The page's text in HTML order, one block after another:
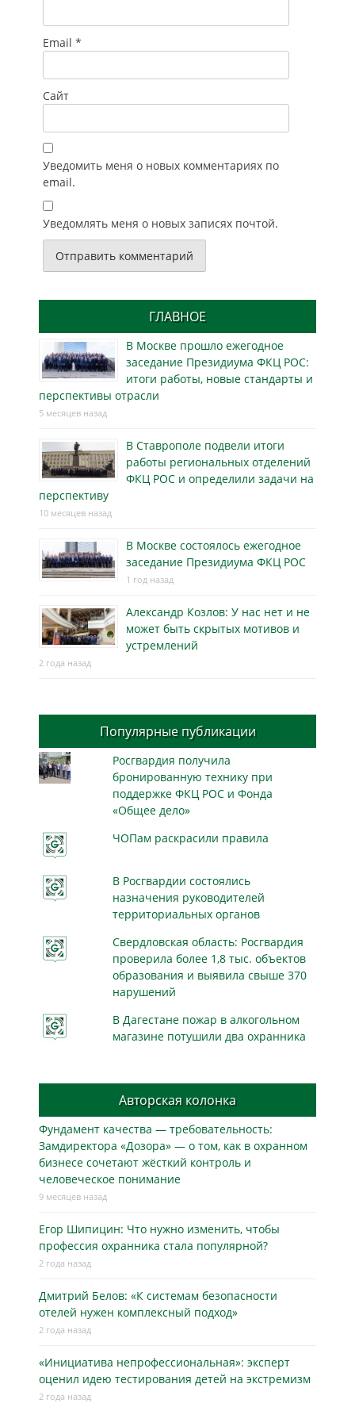
Email *
Сайт
Уведомить меня о новых комментариях по
email.
Уведомлять меня о новых записях почтой.
ГЛАВНОЕ
В Москве прошло ежегодное
заседание Президиума ФКЦ РОС:
итоги работы, новые стандарты и
перспективы отрасли
5 месяцев назад
В Ставрополе подвели итоги
работы региональных отделений
ФКЦ РОС и определили задачи на
перспективу
10 месяцев назад
В Москве состоялось ежегодное
заседание Президиума ФКЦ РОС
1 год назад
Александр Козлов: У нас нет и не
может быть скрытых мотивов и
устремлений
2 года назад
Популярные публикации
Росгвардия получила
бронированную технику при
поддержке ФКЦ РОС и Фонда
«Общее дело»
ЧОПам раскрасили правила
В Росгвардии состоялись
назначения руководителей
территориальных органов
Свердловская область: Росгвардия
проверила более 1,8 тыс. объектов
образования и выявила свыше 370
нарушений
В Дагестане пожар в алкогольном
магазине потушили два охранника
Авторская колонка
Фундамент качества — требовательность:
Замдиректора «Дозора» — о том, как в охранном
бизнесe сочетают жёсткий контроль и
человеческое понимание
9 месяцев назад
Егор Шипицин: Что нужно изменить, чтобы
профессия охранника стала популярной?
2 года назад
Дмитрий Белов: «К системам безопасности
отелей нужен комплексный подход»
2 года назад
«Инициатива непрофессиональная»: эксперт
оценил идею тестирования детей на экстремизм
2 года назад